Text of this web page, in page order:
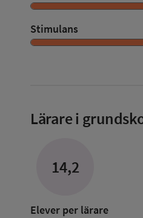
Stimulans
Lärare i
14,2
Elever per lärare